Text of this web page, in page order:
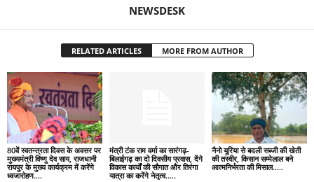
NEWSDESK
RELATED ARTICLES MORE FROM AUTHOR
80वें स्वतन्त्रता दिवस के अवसर पर
मुख्यमंत्री विष्णु देव साय, राजधानी
रायपुर के मुख्य कार्यक्रम में करेंगे
ध्वजारोहण….
मंत्री टंक राम वर्मा का सारंगढ़-
बिलाईगढ़ का दो दिवसीय प्रवास, देंगे
विकास कार्यों की सौगात और तिरंगा
यात्रा का करेंगे नेतृत्व…..
नैनो यूरिया से बदली सब्जी की खेती
की तस्वीर, किसान सम्मेलाल बने
आत्मनिर्भरता की मिसाल…..